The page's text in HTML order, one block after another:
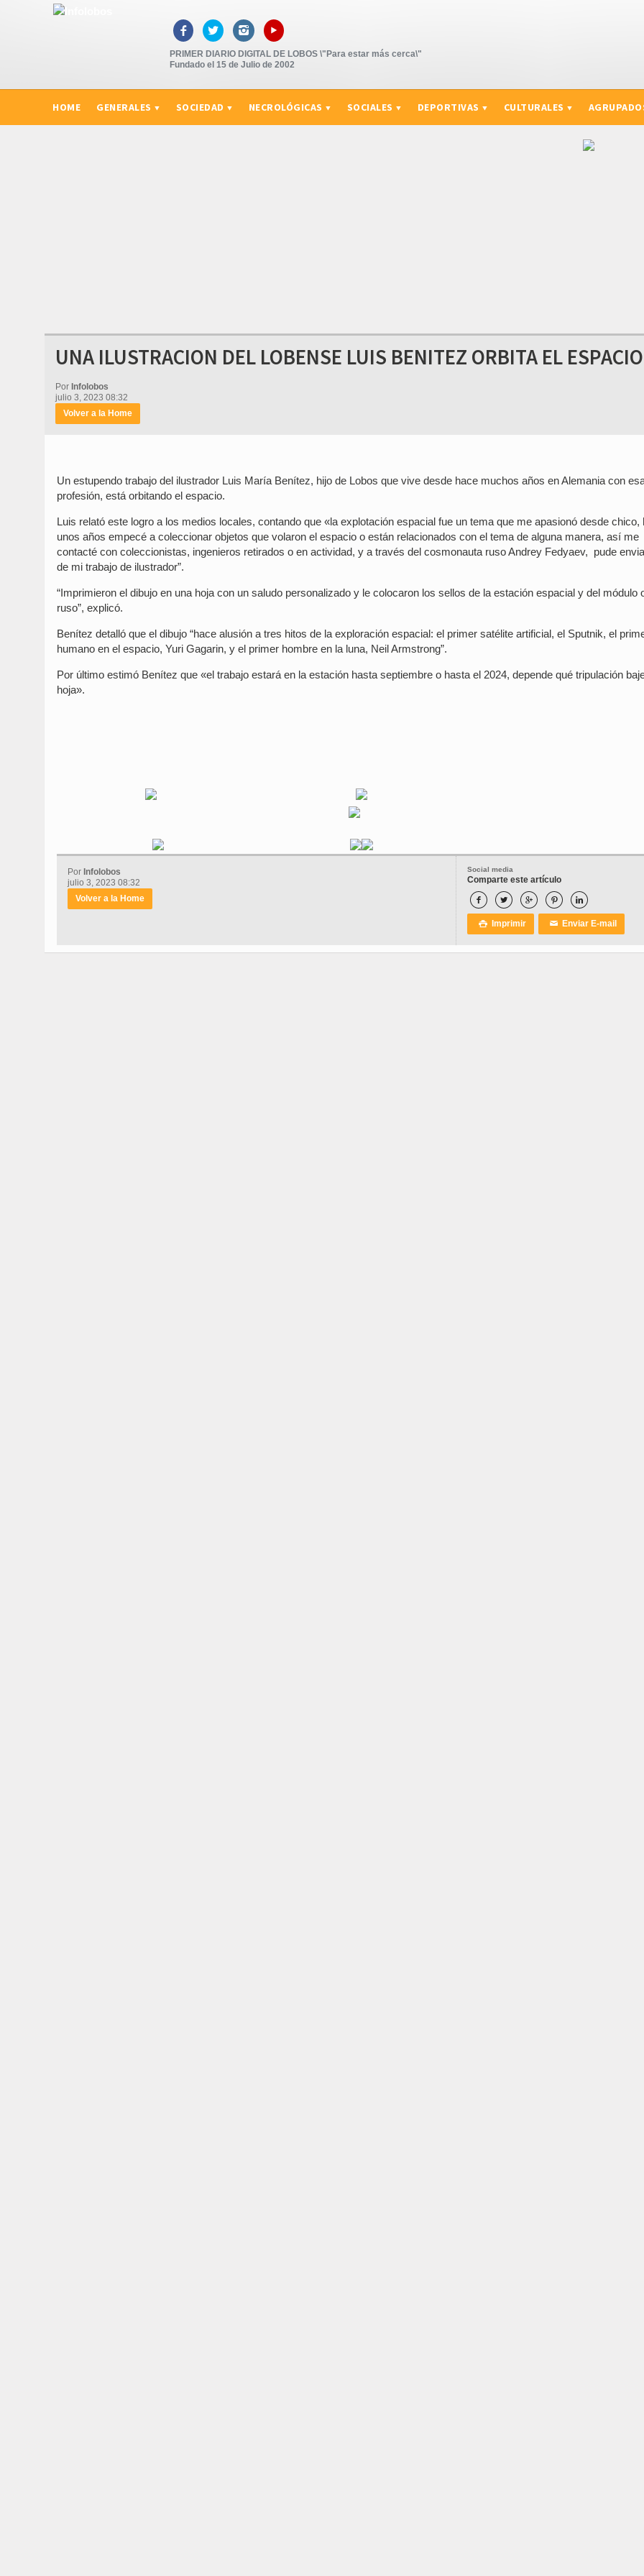
   ▸
PRIMER DIARIO DIGITAL DE LOBOS \"Para estar más cerca\"
Fundado el 15 de Julio de 2002
HOME GENERALES SOCIEDAD NECROLÓGICAS SOCIALES DEPORTIVAS CULTURALES
UNA ILUSTRACION DEL LOBENSE LUIS BENITEZ ORBITA EL ESPACIO
Por Infolobos
julio 3, 2023 08:32
Volver a la Home
Un estupendo trabajo del ilustrador Luis María Benítez, hijo de Lobos que vive desde hace muchos años en Alemania con
profesión, está orbitando el espacio.
Luis relató este logro a los medios locales, contando que «la explotación espacial fue un tema que me apasionó desde chico,
unos años empecé a coleccionar objetos que volaron el espacio o están relacionados con el tema de alguna manera, así me
contacté con coleccionistas, ingenieros retirados o en actividad, y a través del cosmonauta ruso Andrey Fedyaev, pude
de mi trabajo de ilustrador”.
“Imprimieron el dibujo en una hoja con un saludo personalizado y le colocaron los sellos de la estación espacial y del módulo
ruso”, explicó.
Benítez detalló que el dibujo “hace alusión a tres hitos de la exploración espacial: el primer satélite artificial, el Sputnik, el
humano en el espacio, Yuri Gagarin, y el primer hombre en la luna, Neil Armstrong”.
Por último estimó Benítez que «el trabajo estará en la estación hasta septiembre o hasta el 2024, depende qué tripulación
hoja».
Social media
Comparte este artículo
    
 Imprimir ✉ Enviar E-mail
Por Infolobos
julio 3, 2023 08:32
Volver a la Home